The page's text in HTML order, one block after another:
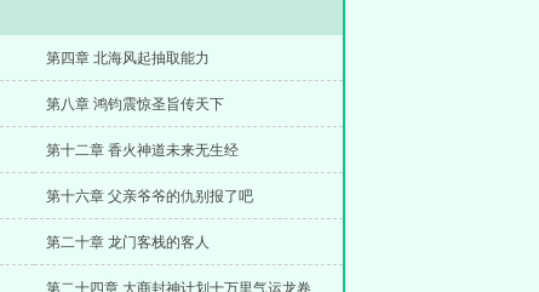
第四章 北海风起抽取能力
第八章 鸿钧震惊圣旨传天下
第十二章 香火神道未来无生经
第十六章 父亲爷爷的仇别报了吧
第二十章 龙门客栈的客人
第二十四章 大商封神计划十万里气运龙卷